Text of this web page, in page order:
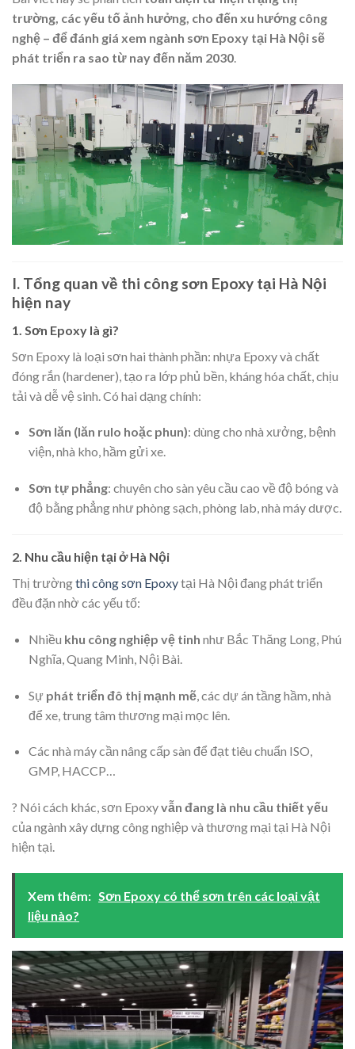
trường, các yếu tố ảnh hưởng, cho đến xu hướng công
nghệ – để đánh giá xem ngành sơn Epoxy tại Hà Nội sẽ
phát triển ra sao từ nay đến năm 2030.
I. Tổng quan về thi công sơn Epoxy tại Hà Nội
hiện nay
1. Sơn Epoxy là gì?
Sơn Epoxy là loại sơn hai thành phần: nhựa Epoxy và chất
đóng rắn (hardener), tạo ra lớp phủ bền, kháng hóa chất, chịu
tải và dễ vệ sinh. Có hai dạng chính:
Sơn lăn (lăn rulo hoặc phun): dùng cho nhà xưởng, bệnh
viện, nhà kho, hầm gửi xe.
Sơn tự phẳng: chuyên cho sàn yêu cầu cao về độ bóng và
độ bằng phẳng như phòng sạch, phòng lab, nhà máy dược.
2. Nhu cầu hiện tại ở Hà Nội
Thị trườngthi công sơn Epoxytại Hà Nội đang phát triển
đều đặn nhờ các yếu tố:
Nhiều khu công nghiệp vệ tinh như Bắc Thăng Long, Phú
Nghĩa, Quang Minh, Nội Bài.
Sự phát triển đô thị mạnh mẽ, các dự án tầng hầm, nhà
để xe, trung tâm thương mại mọc lên.
Các nhà máy cần nâng cấp sàn để đạt tiêu chuẩn ISO,
GMP, HACCP…
? Nói cách khác, sơn Epoxyvẫn đang là nhu cầu thiết yếu
của ngành xây dựng công nghiệp và thương mại tại Hà Nội
hiện tại.
Xem thêm: Sơn Epoxy có thể sơn trên các loại vật
liệu nào?